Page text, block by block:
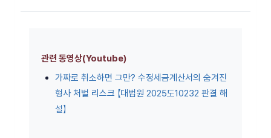
관련 동영상(Youtube)
가짜로 취소하면 그만? 수정세금계산서의 숨겨진
형사 처벌 리스크 【대법원 2025도10232 판결 해
설】